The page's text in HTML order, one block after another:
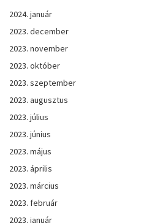
2024. január
2023. december
2023. november
2023. október
2023. szeptember
2023. augusztus
2023. július
2023. június
2023. május
2023. április
2023. március
2023. február
2023. január